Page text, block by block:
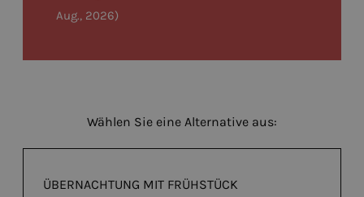
Aug., 2026)
Wählen Sie eine Alternative aus:
ÜBERNACHTUNG MIT FRÜHSTÜCK